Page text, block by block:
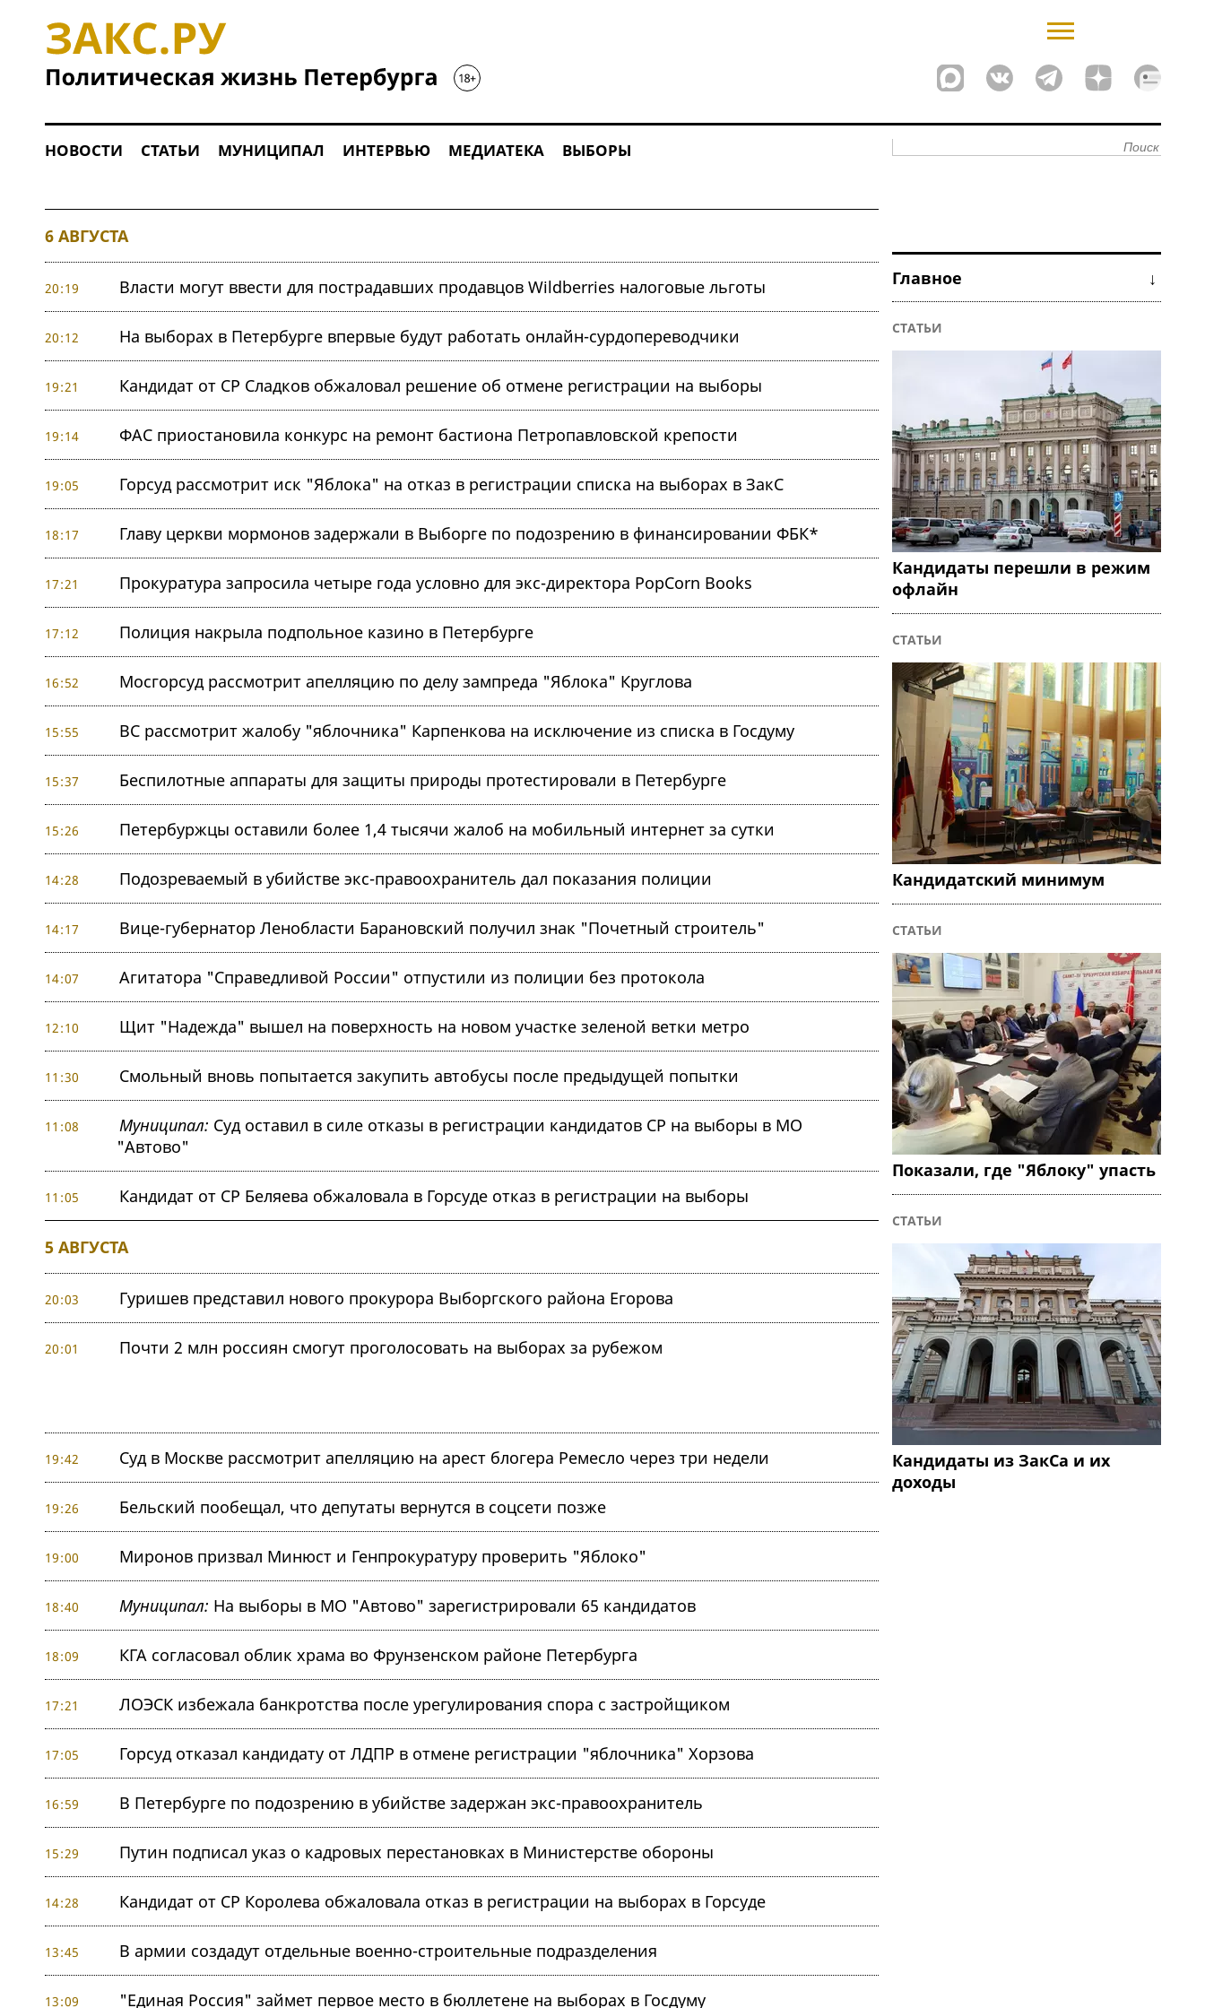
НОВОСТИ СТАТЬИ МУНИЦИПАЛ ИНТЕРВЬЮ МЕДИАТЕКА ВЫБОРЫ
6 АВГУСТА
20:19 Власти могут ввести для пострадавших продавцов Wildberries налоговые льготы
20:12 На выборах в Петербурге впервые будут работать онлайн-сурдопереводчики
19:21 Кандидат от СР Сладков обжаловал решение об отмене регистрации на выборы
19:14 ФАС приостановила конкурс на ремонт бастиона Петропавловской крепости
19:05 Горсуд рассмотрит иск "Яблока" на отказ в регистрации списка на выборах в ЗакС
18:17 Главу церкви мормонов задержали в Выборге по подозрению в финансировании ФБК*
17:21 Прокуратура запросила четыре года условно для экс-директора PopCorn Books
17:12 Полиция накрыла подпольное казино в Петербурге
16:52 Мосгорсуд рассмотрит апелляцию по делу зампреда "Яблока" Круглова
15:55 ВС рассмотрит жалобу "яблочника" Карпенкова на исключение из списка в Госдуму
15:37 Беспилотные аппараты для защиты природы протестировали в Петербурге
15:26 Петербуржцы оставили более 1,4 тысячи жалоб на мобильный интернет за сутки
14:28 Подозреваемый в убийстве экс-правоохранитель дал показания полиции
14:17 Вице-губернатор Ленобласти Барановский получил знак "Почетный строитель"
14:07 Агитатора "Справедливой России" отпустили из полиции без протокола
12:10 Щит "Надежда" вышел на поверхность на новом участке зеленой ветки метро
11:30 Смольный вновь попытается закупить автобусы после предыдущей попытки
11:08 Муниципал: Суд оставил в силе отказы в регистрации кандидатов СР на выборы в МО
"Автово"
11:05 Кандидат от СР Беляева обжаловала в Горсуде отказ в регистрации на выборы
5 АВГУСТА
20:03 Гуришев представил нового прокурора Выборгского района Егорова
20:01 Почти 2 млн россиян смогут проголосовать на выборах за рубежом
19:42 Суд в Москве рассмотрит апелляцию на арест блогера Ремесло через три недели
19:26 Бельский пообещал, что депутаты вернутся в соцсети позже
19:00 Миронов призвал Минюст и Генпрокуратуру проверить "Яблоко"
18:40 Муниципал: На выборы в МО "Автово" зарегистрировали 65 кандидатов
18:09 КГА согласовал облик храма во Фрунзенском районе Петербурга
17:21 ЛОЭСК избежала банкротства после урегулирования спора с застройщиком
17:05 Горсуд отказал кандидату от ЛДПР в отмене регистрации "яблочника" Хорзова
16:59 В Петербурге по подозрению в убийстве задержан экс-правоохранитель
15:29 Путин подписал указ о кадровых перестановках в Министерстве обороны
14:28 Кандидат от СР Королева обжаловала отказ в регистрации на выборах в Горсуде
13:45 В армии создадут отдельные военно-строительные подразделения
13:09 "Единая Россия" займет первое место в бюллетене на выборах в Госдуму
Главное ↓
СТАТЬИ
Кандидаты перешли в режим
офлайн
СТАТЬИ
Кандидатский минимум
СТАТЬИ
Показали, где "Яблоку" упасть
СТАТЬИ
Кандидаты из ЗакСа и их
доходы